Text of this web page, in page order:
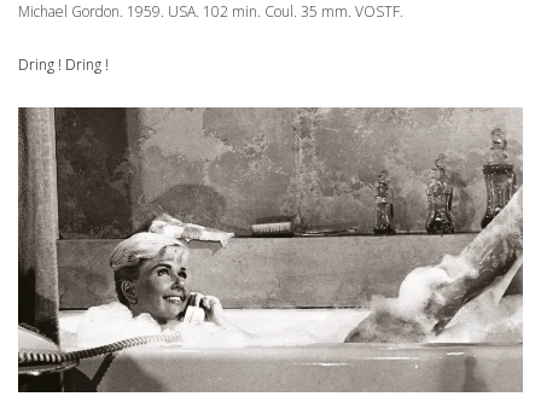
Michael Gordon. 1959. USA. 102 min. Coul. 35 mm. VOSTF.
Dring ! Dring !